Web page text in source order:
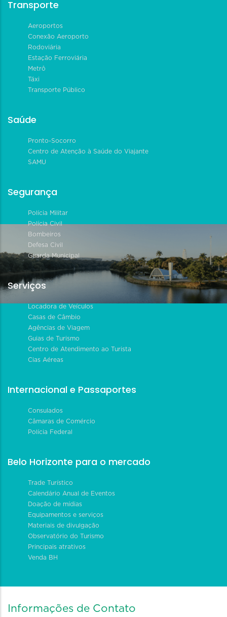
Transporte
Aeroportos
Conexão Aeroporto
Rodoviária
Estação Ferroviária
Metrô
Táxi
Transporte Público
Saúde
Pronto-Socorro
Centro de Atenção à Saúde do Viajante
SAMU
Segurança
Polícia Militar
Polícia Civil
Bombeiros
Defesa Civil
Guarda Municipal
Serviços
Locadora de Veículos
Casas de Câmbio
Agências de Viagem
Guias de Turismo
Centro de Atendimento ao Turista
Cias Aéreas
Internacional e Passaportes
Consulados
Câmaras de Comércio
Polícia Federal
Belo Horizonte para o mercado
Trade Turístico
Calendário Anual de Eventos
Doação de mídias
Equipamentos e serviços
Materiais de divulgação
Observatório do Turismo
Principais atrativos
Venda BH
Informações de Contato